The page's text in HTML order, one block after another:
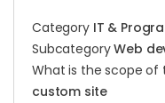
Category IT &
SubcategoryWeb
What is the scope of
custom site